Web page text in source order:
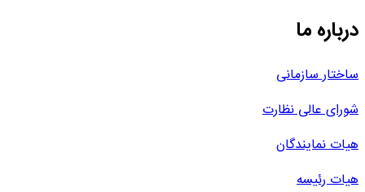
درباره ما
ساختار سازمانی
شورای عالی نظارت
هیات نمایندگان
هیات رئیسه